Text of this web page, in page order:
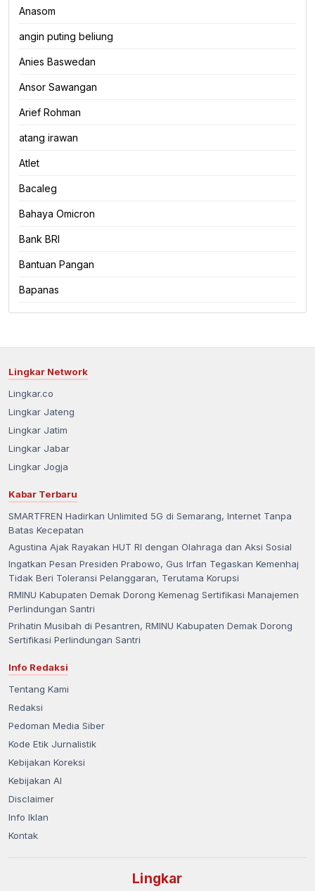
Anasom
angin puting beliung
Anies Baswedan
Ansor Sawangan
Arief Rohman
atang irawan
Atlet
Bacaleg
Bahaya Omicron
Bank BRI
Bantuan Pangan
Bapanas
Lingkar Network
Lingkar.co
Lingkar Jateng
Lingkar Jatim
Lingkar Jabar
Lingkar Jogja
Kabar Terbaru
SMARTFREN Hadirkan Unlimited 5G di Semarang, Internet Tanpa
Batas Kecepatan
Agustina Ajak Rayakan HUT RI dengan Olahraga dan Aksi Sosial
Ingatkan Pesan Presiden Prabowo, Gus Irfan Tegaskan Kemenhaj
Tidak Beri Toleransi Pelanggaran, Terutama Korupsi
RMINU Kabupaten Demak Dorong Kemenag Sertifikasi Manajemen
Perlindungan Santri
Prihatin Musibah di Pesantren, RMINU Kabupaten Demak Dorong
Sertifikasi Perlindungan Santri
Info Redaksi
Tentang Kami
Redaksi
Pedoman Media Siber
Kode Etik Jurnalistik
Kebijakan Koreksi
Kebijakan AI
Disclaimer
Info Iklan
Kontak
Lingkar